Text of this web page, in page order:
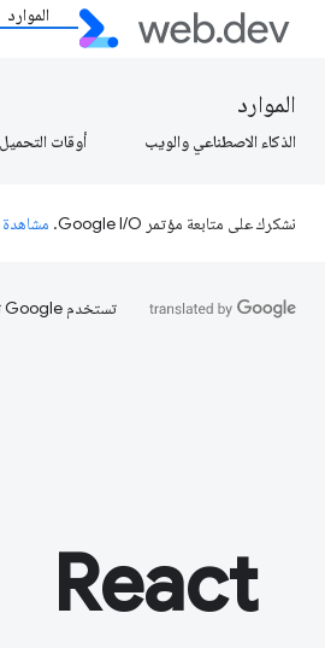
الموارد
الموارد
الذكاء الاصطناعي والويب أوقات
نشكرك على متابعة مؤتمر Google I/O.
تستخدم Google تكنولوجيا الذكاء الاصطناعي لترجمة المحتوى إلى لغتك المفضّلة، وقد تتضمّن بعض الأخطاء.
React